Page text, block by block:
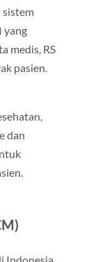
sistem
yang
medis, RS
pasien.
dan